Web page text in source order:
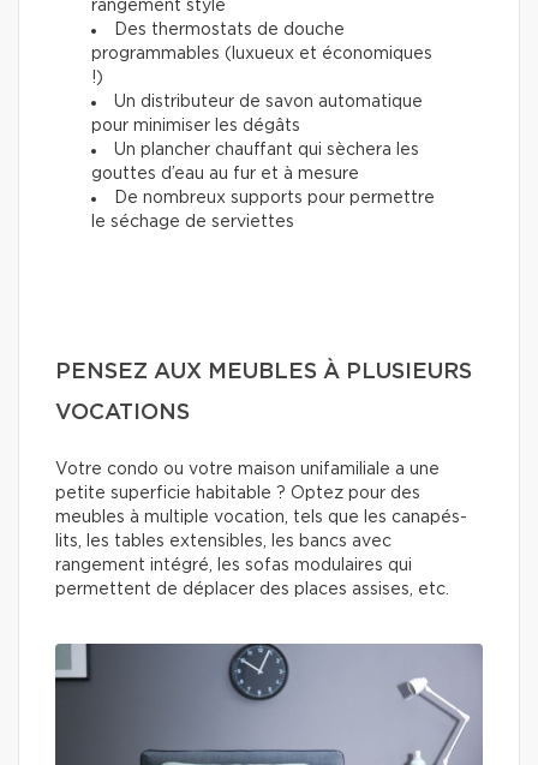
rangement stylé
Des thermostats de douche
programmables (luxueux et économiques
!)
Un distributeur de savon automatique
pour minimiser les dégâts
Un plancher chauffant qui sèchera les
gouttes d’eau au fur et à mesure
De nombreux supports pour permettre
le séchage de serviettes
PENSEZ AUX MEUBLES À PLUSIEURS
VOCATIONS
Votre condo ou votre maison unifamiliale a une
petite superficie habitable ? Optez pour des
meubles à multiple vocation, tels que les canapés-
lits, les tables extensibles, les bancs avec
rangement intégré, les sofas modulaires qui
permettent de déplacer des places assises, etc.